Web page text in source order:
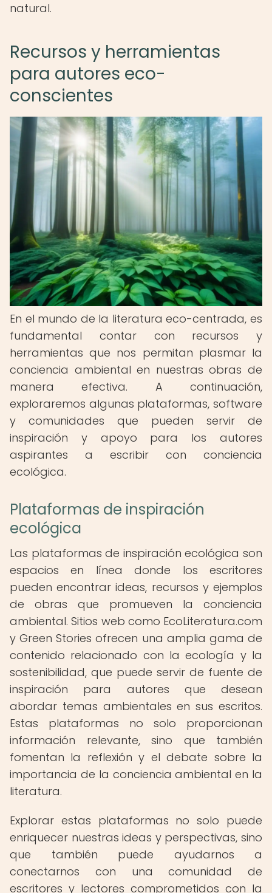
natural.
Recursos y herramientas
para autores eco-
conscientes
En el mundo de la literatura eco-centrada, es
fundamental contar con recursos y
herramientas que nos permitan plasmar la
conciencia ambiental en nuestras obras de
manera efectiva. A continuación,
exploraremos algunas plataformas, software
y comunidades que pueden servir de
inspiración y apoyo para los autores
aspirantes a escribir con conciencia
ecológica.
Plataformas de inspiración
ecológica
Las plataformas de inspiración ecológica son
espacios en línea donde los escritores
pueden encontrar ideas, recursos y ejemplos
de obras que promueven la conciencia
ambiental. Sitios web como EcoLiteratura.com
y Green Stories ofrecen una amplia gama de
contenido relacionado con la ecología y la
sostenibilidad, que puede servir de fuente de
inspiración para autores que desean
abordar temas ambientales en sus escritos.
Estas plataformas no solo proporcionan
información relevante, sino que también
fomentan la reflexión y el debate sobre la
importancia de la conciencia ambiental en la
literatura.
Explorar estas plataformas no solo puede
enriquecer nuestras ideas y perspectivas, sino
que también puede ayudarnos a
conectarnos con una comunidad de
escritores y lectores comprometidos con la